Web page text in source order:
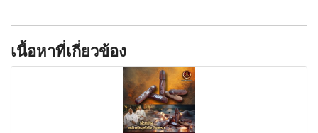
เนื้อหาที่เกี่ยวข้อง